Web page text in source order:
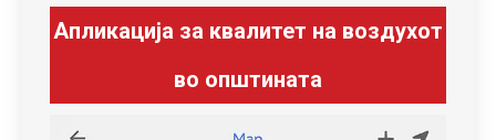
Апликација за квалитет на воздухот
во општината